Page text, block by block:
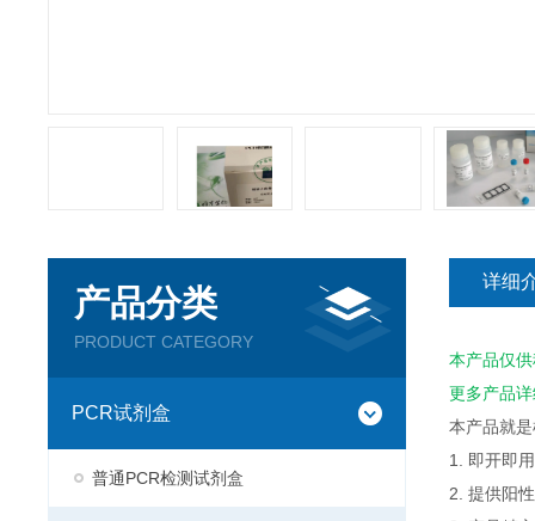
产品分类
PRODUCT CATEGORY
PCR试剂盒
普通PCR检测试剂盒
详细
本产品仅
更多产品
本产品就
1. 即开即
2. 提供阳